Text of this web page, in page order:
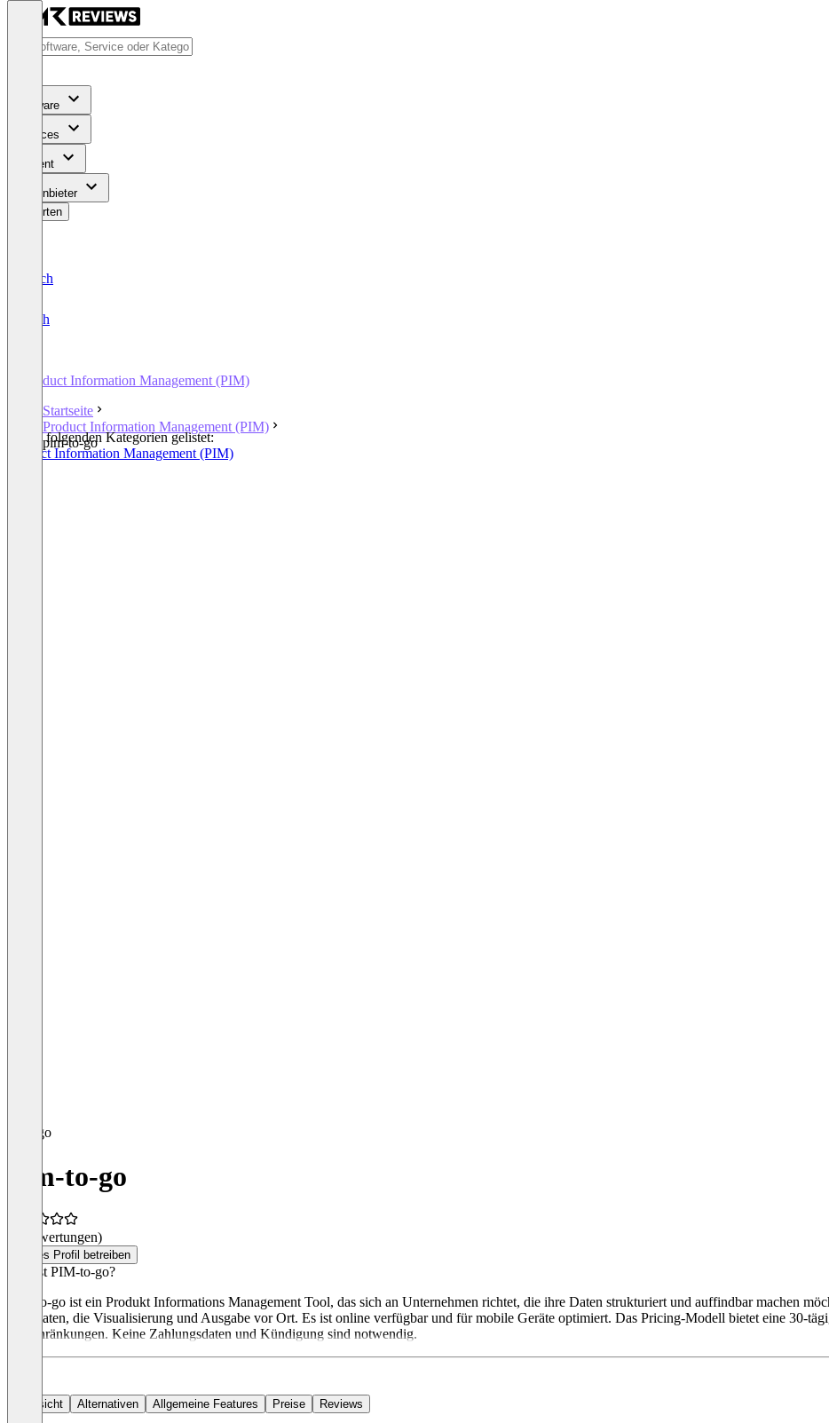
Software
Services
Content
Für Anbieter
Bewerten
Deutsch
English
Product Information Management (PIM)
Startseite
Product Information Management (PIM)
pim-to-go
In den folgenden Kategorien gelistet:
Product Information Management (PIM)
pim-to-go
(0 Bewertungen)
Dieses Profil betreiben
Was ist PIM-to-go?
PIM-to-go ist ein Produkt Informations Management Tool, das sich an Unternehmen richtet, die ihre Daten strukturiert und auffindbar machen
von Daten, die Visualisierung und Ausgabe vor Ort. Es ist online verfügbar und für mobile Geräte optimiert. Das Pricing-Modell bietet eine 30-
Einschränkungen. Keine Zahlungsdaten und Kündigung sind notwendig.
Übersicht Alternativen Allgemeine Features Preise Reviews